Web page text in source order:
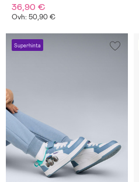
36,90 €
Ovh: 50,90 €
Superhinta